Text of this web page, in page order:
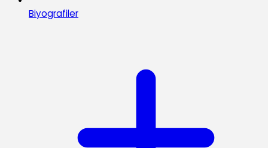
Biyografiler